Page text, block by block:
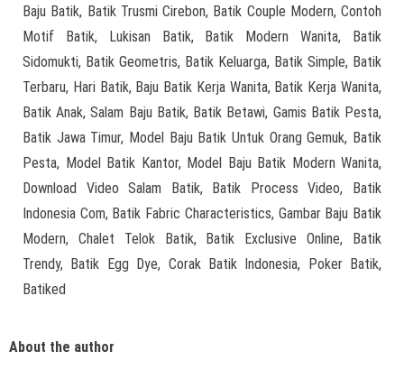
Baju Batik, Batik Trusmi Cirebon, Batik Couple Modern, Contoh
Motif Batik, Lukisan Batik, Batik Modern Wanita, Batik
Sidomukti, Batik Geometris, Batik Keluarga, Batik Simple, Batik
Terbaru, Hari Batik, Baju Batik Kerja Wanita, Batik Kerja Wanita,
Batik Anak, Salam Baju Batik, Batik Betawi, Gamis Batik Pesta,
Batik Jawa Timur, Model Baju Batik Untuk Orang Gemuk, Batik
Pesta, Model Batik Kantor, Model Baju Batik Modern Wanita,
Download Video Salam Batik, Batik Process Video, Batik
Indonesia Com, Batik Fabric Characteristics, Gambar Baju Batik
Modern, Chalet Telok Batik, Batik Exclusive Online, Batik
Trendy, Batik Egg Dye, Corak Batik Indonesia, Poker Batik,
Batiked
About the author